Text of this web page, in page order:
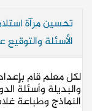
تحسين مرآة
الأسئلة
لكل معلم قام
والبديلة وأسئلة
النماذج وطباعة